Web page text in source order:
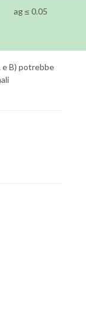
ag ≤ 0.05
e B) potrebbe